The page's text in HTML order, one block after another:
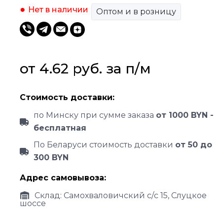
от 4.62 руб. за п/м
Нет в наличии Оптом и в розницу
Стоимость доставки:
по Минску при сумме заказа от 1000 BYN -
бесплатная
По Беларуси стоимость доставки от 50 до
300 BYN
Адрес самовывоза:
Склад: Самохваловичский с/с 15, Слуцкое
шоссе